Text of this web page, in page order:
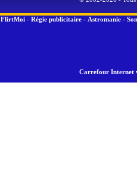
FlirtMoi - Régie publicitaire - Astromanie -
Carrefour Internet